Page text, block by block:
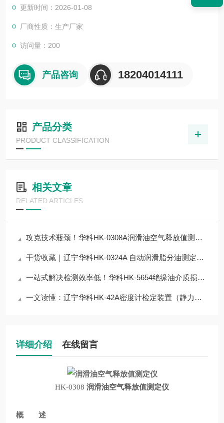
更新时间：2026-01-08
厂商性质：生产厂家
访问量：200
产品咨询 18204014111
产品分类
PRODUCT CLASSIFICATION
相关文章
RELATED ARTICLES
攻克技术瓶颈！华科HK-0308A润滑油空气释放值测定器技术优化方案，实测有效
干货收藏｜辽宁华科HK-0324A 自动润滑脂分油测定器仪器核心技术原理拆解
一站式解决检测效率低！华科HK-5654绝缘油介质损耗及电阻率测试仪解决方案
一文读懂：辽宁华科HK-42A密度计检定装置（静力称量法）的仪器操作
详细介绍 在线留言
HK-0308 润滑油空气释放值测定仪
概 述